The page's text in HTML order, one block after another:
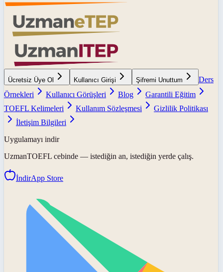
Ücretsiz Üye Ol Kullanıcı Girişi Şifremi Unuttum
Ders
Örnekleri
Kullanıcı Görüşleri Blog
Garantili Eğitim
TOEFL Kelimeleri
Kullanım Sözleşmesi
Gizlilik Politikası
İletişim Bilgileri
Uygulamayı indir
UzmanTOEFL cebinde — istediğin an, istediğin yerde çalış.
İndirApp Store